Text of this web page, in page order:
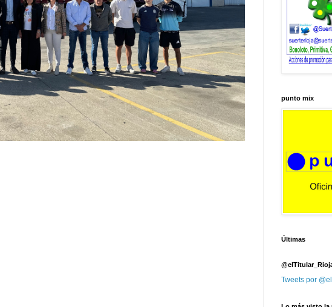
punto mix
Últimas
Tweets por